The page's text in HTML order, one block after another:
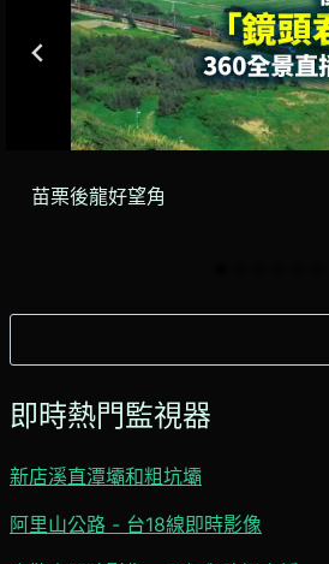
苗栗後龍好望角
尋
即時熱門監視器
新店溪直潭壩和粗坑壩
阿里山公路 - 台18線即時影像